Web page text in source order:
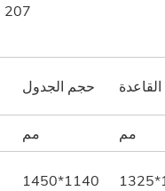
207
حجم الجدول
مم مم
1450*1140